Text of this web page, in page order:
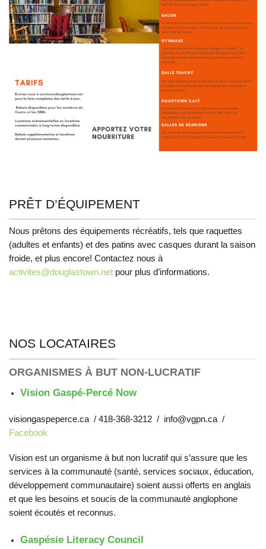
PRÊT D’ÉQUIPEMENT
Nous prêtons des équipements récréatifs, tels que raquettes
(adultes et enfants) et des patins avec casques durant la saison
froide, et plus encore! Contactez nous à
activites@douglastown.net pour plus d’informations.
NOS LOCATAIRES
ORGANISMES À BUT NON-LUCRATIF
Vision Gaspé-Percé Now
visiongaspeperce.ca / 418-368-3212 / info@vgpn.ca /
Facebook
Vision est un organisme à but non lucratif qui s’assure que les
services à la communauté (santé, services sociaux, éducation,
développement communautaire) soient aussi offerts en anglais
et que les besoins et soucis de la communauté anglophone
soient écoutés et reconnus.
Gaspésie Literacy Council